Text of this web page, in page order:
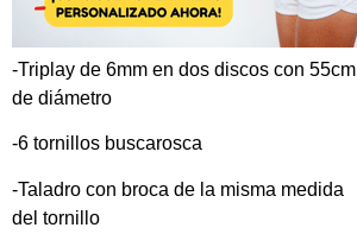
-Triplay de 6mm en dos discos con 55cm
de diámetro
-6 tornillos buscarosca
-Taladro con broca de la misma medida
del tornillo